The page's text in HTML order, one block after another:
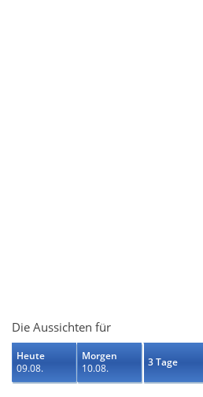
Die Aussichten für
Heute
09.08.
Morgen
10.08.
3 Tage